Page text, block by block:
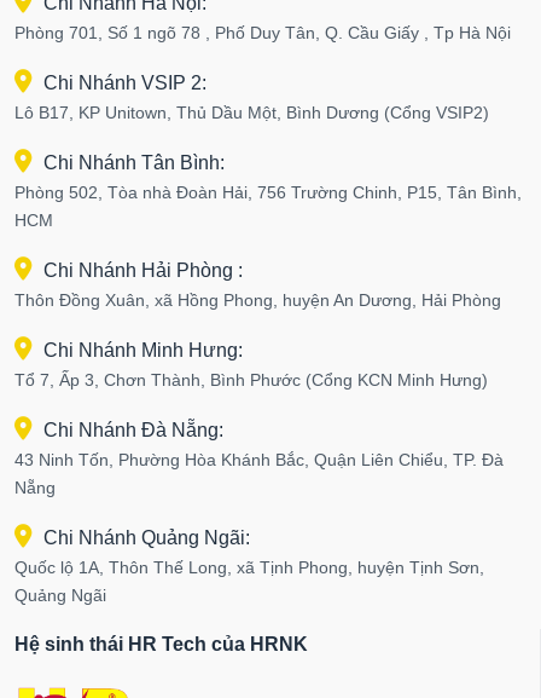
Phòng 701, Số 1 ngõ 78 , Phố Duy Tân, Q. Cầu Giấy , Tp Hà Nội
Chi Nhánh VSIP 2:
Lô B17, KP Unitown, Thủ Dầu Một, Bình Dương (Cổng VSIP2)
Chi Nhánh Tân Bình:
Phòng 502, Tòa nhà Đoàn Hải, 756 Trường Chinh, P15, Tân Bình,
HCM
Chi Nhánh Hải Phòng :
Thôn Đồng Xuân, xã Hồng Phong, huyện An Dương, Hải Phòng
Chi Nhánh Minh Hưng:
Tổ 7, Ấp 3, Chơn Thành, Bình Phước (Cổng KCN Minh Hưng)
Chi Nhánh Đà Nẵng:
43 Ninh Tốn, Phường Hòa Khánh Bắc, Quận Liên Chiểu, TP. Đà
Nẵng
Chi Nhánh Quảng Ngãi:
Quốc lộ 1A, Thôn Thế Long, xã Tịnh Phong, huyện Tịnh Sơn,
Quảng Ngãi
Hệ sinh thái HR Tech của HRNK